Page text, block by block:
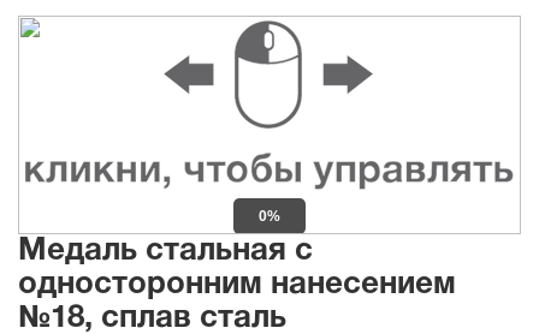
0%
Медаль стальная с
односторонним нанесением
№18, сплав сталь